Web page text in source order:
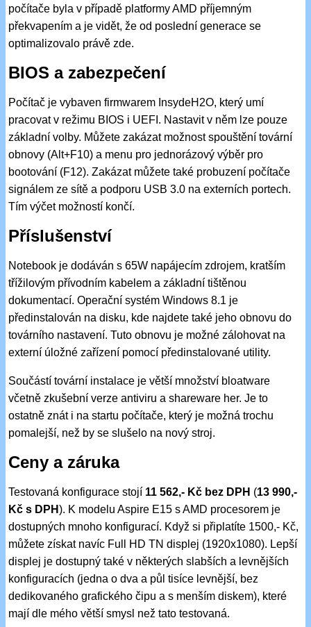
počítače byla v případě platformy AMD příjemným
překvapením a je vidět, že od poslední generace se
optimalizovalo právě zde.
BIOS a zabezpečení
Počítač je vybaven firmwarem InsydeH2O, který umí
pracovat v režimu BIOS i UEFI. Nastavit v něm lze pouze
základní volby. Můžete zakázat možnost spouštění tovární
obnovy (Alt+F10) a menu pro jednorázový výběr pro
bootování (F12). Zakázat můžete také probuzení počítače
signálem ze sítě a podporu USB 3.0 na externích portech.
Tím výčet možností končí.
Příslušenství
Notebook je dodáván s 65W napájecím zdrojem, kratším
třížilovým přívodním kabelem a základní tištěnou
dokumentací. Operační systém Windows 8.1 je
předinstalován na disku, kde najdete také jeho obnovu do
továrního nastavení. Tuto obnovu je možné zálohovat na
externí úložné zařízení pomocí předinstalované utility.
Součástí tovární instalace je větší množství bloatware
včetně zkušební verze antiviru a shareware her. Je to
ostatně znát i na startu počítače, který je možná trochu
pomalejší, než by se slušelo na nový stroj.
Ceny a záruka
Testovaná konfigurace stojí 11 562,- Kč bez DPH (13 990,-
Kč s DPH). K modelu Aspire E15 s AMD procesorem je
dostupných mnoho konfigurací. Když si připlatíte 1500,- Kč,
můžete získat navíc Full HD TN displej (1920x1080). Lepší
displej je dostupný také v některých slabších a levnějších
konfiguracích (jedna o dva a půl tisíce levnější, bez
dedikovaného grafického čipu a s menším diskem), které
mají dle mého větší smysl než tato testovaná.